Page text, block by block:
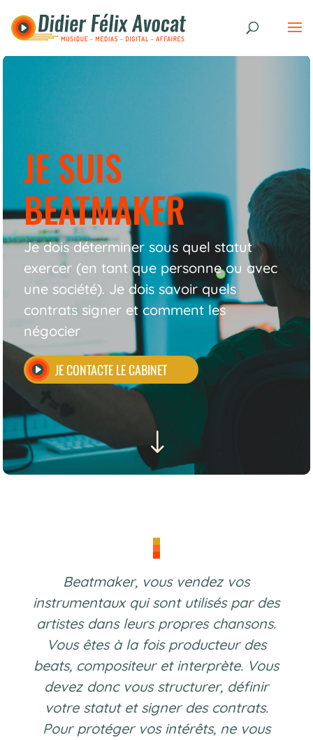
JE SUIS
BEATMAKER
Je dois déterminer sous quel statut
exercer (en tant que personne ou avec
une société). Je dois savoir quels
contrats signer et comment les
négocier
JE CONTACTE LE CABINET
"
Beatmaker, vous vendez vos
instrumentaux qui sont utilisés par des
artistes dans leurs propres chansons.
Vous êtes à la fois producteur des
beats, compositeur et interprète. Vous
devez donc vous structurer, définir
votre statut et signer des contrats.
Pour protéger vos intérêts, ne vous